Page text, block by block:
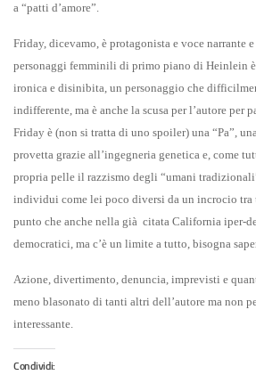
a “patti d’amore”.
Friday, dicevamo, è protagonista e voce narrante
personaggi femminili di primo piano di Heinlein è
ironica e disinibita, un personaggio che
indifferente, ma è anche la scusa per l’autore per
Friday è (non si tratta di uno spoiler) una “Pa”,
provetta grazie all’ingegneria genetica e, come
propria pelle il razzismo degli “umani
individui come lei poco diversi da un incrocio tra
punto che anche nella già citata California iper-
democratici, ma c’è un limite a tutto, bisogna
Azione, divertimento, denuncia, imprevisti e
meno blasonato di tanti altri dell’autore ma non
interessante.
Condividi: